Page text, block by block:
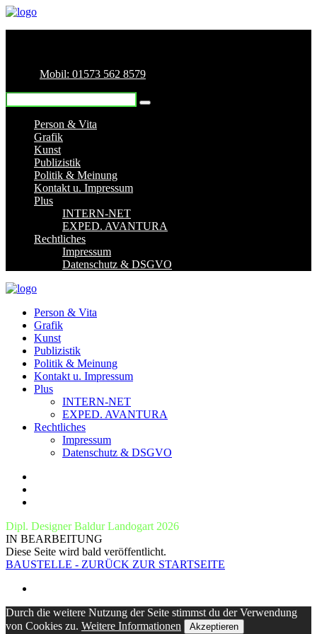
Mobil: 01573 562 8579
Person & Vita
Grafik
Kunst
Publizistik
Politik & Meinung
Kontakt u. Impressum
Plus
INTERN-NET
EXPED. AVANTURA
Rechtliches
Impressum
Datenschutz & DSGVO
Person & Vita
Grafik
Kunst
Publizistik
Politik & Meinung
Kontakt u. Impressum
Plus
INTERN-NET
EXPED. AVANTURA
Rechtliches
Impressum
Datenschutz & DSGVO
Dipl. Designer Baldur Landogart 2026
IN BEARBEITUNG
Diese Seite wird bald veröffentlicht.
BAUSTELLE - ZURÜCK ZUR STARTSEITE
Durch die weitere Nutzung der Seite stimmst du der Verwendung
von Cookies zu. Weitere Informationen Akzeptieren